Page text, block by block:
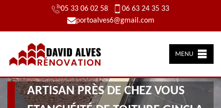
05 33 06 02 58
06 63 24 35 33
portoalves6@gmail.com
MENU
ARTISAN PRÈS DE CHEZ VOUS